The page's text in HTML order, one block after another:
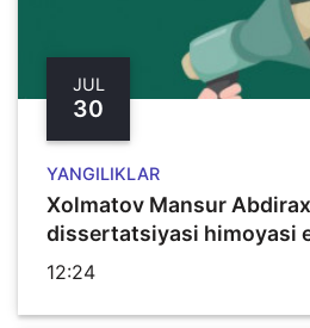
JUL
30
YANGILIKLAR
Xolmatov Mansur
dissertatsiyasi himoyasi
12:24